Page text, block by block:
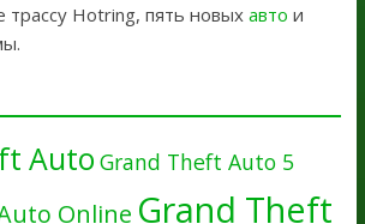
трассу Hotring, пять новых авто и
Auto Grand Theft Auto 5
Online Grand Theft